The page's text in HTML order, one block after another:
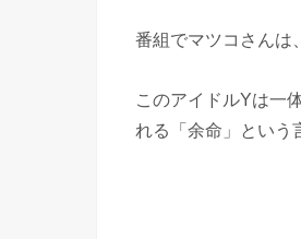
番組でマツコさんは
このアイドルYは一
れる「余命」という